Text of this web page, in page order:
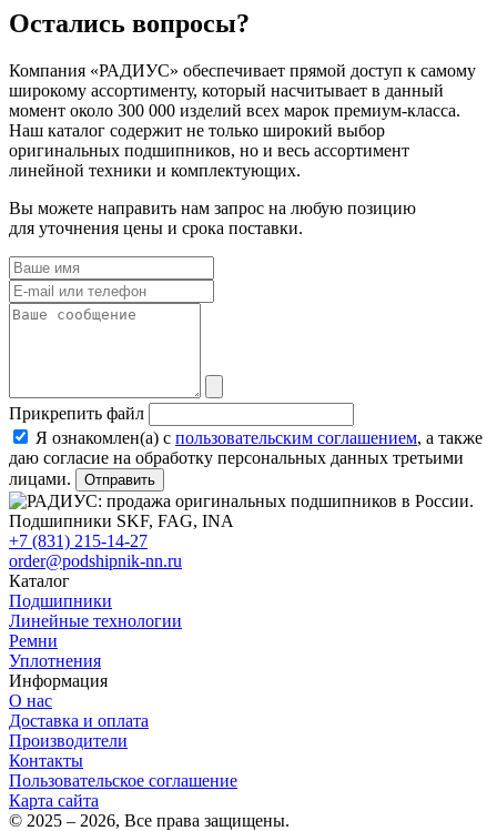
Остались вопросы?
Компания «РАДИУС» обеспечивает прямой доступ к самому
широкому ассортименту, который насчитывает в данный
момент около 300 000 изделий всех марок премиум-класса.
Наш каталог содержит не только широкий выбор
оригинальных подшипников, но и весь ассортимент
линейной техники и комплектующих.
Вы можете направить нам запрос на любую позицию
для уточнения цены и срока поставки.
Прикрепить файл
Я ознакомлен(а) с пользовательским соглашением, а также
даю согласие на обработку персональных данных третьими
лицами.
Отправить
+7 (831) 215-14-27
order@podshipnik-nn.ru
Каталог
Подшипники
Линейные технологии
Ремни
Уплотнения
Информация
О нас
Доставка и оплата
Производители
Контакты
Пользовательское соглашение
Карта сайта
© 2025 – 2026, Все права защищены.